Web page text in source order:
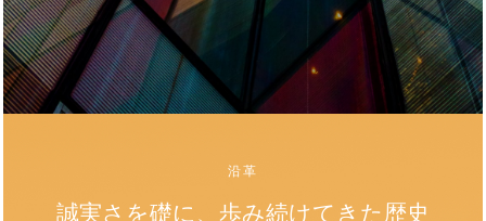
沿革
誠実さを礎に、歩み続けてきた歴史